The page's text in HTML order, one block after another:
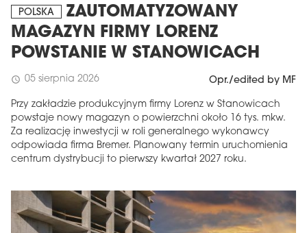
POLSKA
ZAUTOMATYZOWANY
MAGAZYN FIRMY LORENZ
POWSTANIE W STANOWICACH
schedule 05 sierpnia 2026 Opr./edited by MF
Przy zakładzie produkcyjnym firmy Lorenz w Stanowicach
powstaje nowy magazyn o powierzchni około 16 tys. mkw.
Za realizację inwestycji w roli generalnego wykonawcy
odpowiada firma Bremer. Planowany termin uruchomienia
centrum dystrybucji to pierwszy kwartał 2027 roku.